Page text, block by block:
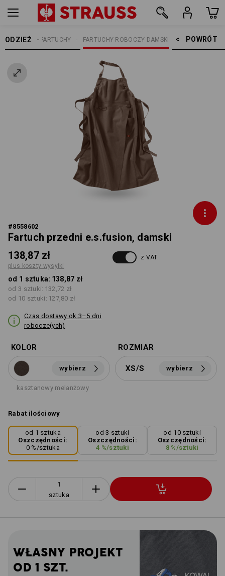
ODZIEŻ POWRÓT    >
FARTUCHY ROBOCZY DAMSKI
FARTUCHY
KOBIETY
#8558602
Fartuch przedni e.s.fusion, damski
138,87 zł
plus koszty wysyłki
z VAT
od 1 sztuka: 138,87 zł
od 3 sztuki: 132,72 zł
od 10 sztuki: 127,80 zł
Czas dostawy ok.3–5 dni
robocze(ych)
KOLOR
wybierz
kasztanowy melanżowy
ROZMIAR
XS/S wybierz
Rabat ilościowy
od 1 sztuka
Oszczędności:
0 %/sztuka
od 3 sztuki
Oszczędności:
4 %/sztuki
od 10 sztuki
Oszczędności:
8%/sztuki
sztuka
WŁASNY PROJEKT
OD 1 SZT.